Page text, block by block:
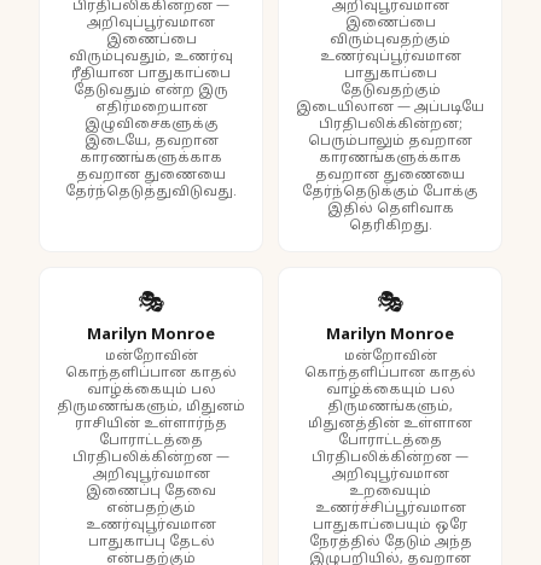
பிரதிபலிக்கின்றன —
அறிவுப்பூர்வமான
இணைப்பை
விரும்புவதும், உணர்வு
ரீதியான பாதுகாப்பை
தேடுவதும் என்ற இரு
எதிர்மறையான
இழுவிசைகளுக்கு
இடையே, தவறான
காரணங்களுக்காக
தவறான துணையை
தேர்ந்தெடுத்துவிடுவது.
அறிவுபூர்வமான
இணைப்பை
விரும்புவதற்கும்
உணர்வுப்பூர்வமான
பாதுகாப்பை
தேடுவதற்கும்
இடையிலான — அப்படியே
பிரதிபலிக்கின்றன;
பெரும்பாலும் தவறான
காரணங்களுக்காக
தவறான துணையை
தேர்ந்தெடுக்கும் போக்கு
இதில் தெளிவாக
தெரிகிறது.
🎭
Marilyn Monroe
மன்றோவின்
கொந்தளிப்பான காதல்
வாழ்க்கையும் பல
திருமணங்களும், மிதுனம்
ராசியின் உள்ளார்ந்த
போராட்டத்தை
பிரதிபலிக்கின்றன —
அறிவுபூர்வமான
இணைப்பு தேவை
என்பதற்கும்
உணர்வுபூர்வமான
பாதுகாப்பு தேடல்
என்பதற்கும்
🎭
Marilyn Monroe
மன்றோவின்
கொந்தளிப்பான காதல்
வாழ்க்கையும் பல
திருமணங்களும்,
மிதுனத்தின் உள்ளான
போராட்டத்தை
பிரதிபலிக்கின்றன —
அறிவுபூர்வமான
உறவையும்
உணர்ச்சிப்பூர்வமான
பாதுகாப்பையும் ஒரே
நேரத்தில் தேடும் அந்த
இழுபறியில், தவறான